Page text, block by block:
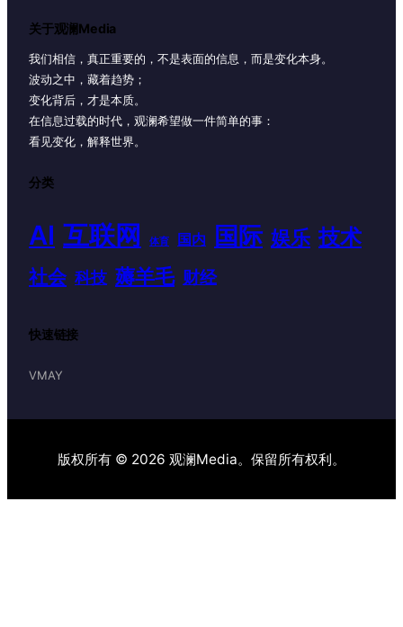
关于观澜Media
我们相信，真正重要的，不是表面的信息，而是变化本身。
波动之中，藏着趋势；
变化背后，才是本质。
在信息过载的时代，观澜希望做一件简单的事：
看见变化，解释世界。
分类
AI 互联网 体育 国内 国际 娱乐 技术
社会 科技 薅羊毛 财经
快速链接
VMAY
版权所有 © 2026 观澜Media。保留所有权利。